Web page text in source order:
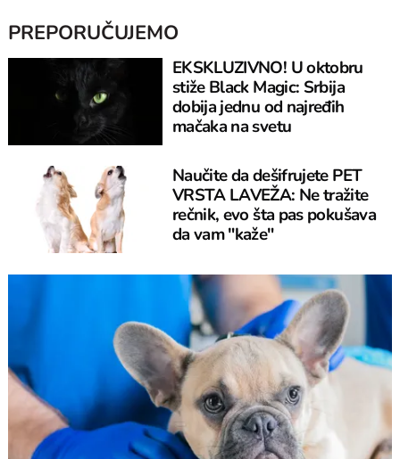
PREPORUČUJEMO
EKSKLUZIVNO! U oktobru
stiže Black Magic: Srbija
dobija jednu od najređih
mačaka na svetu
Naučite da dešifrujete PET
VRSTA LAVEŽA: Ne tražite
rečnik, evo šta pas pokušava
da vam "kaže"